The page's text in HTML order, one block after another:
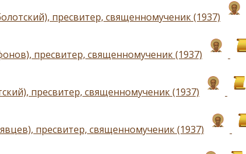
пресвитер, священномученик (1937)
пресвитер, священномученик (1937)
пресвитер, священномученик (1937)
пресвитер, священномученик (1937)